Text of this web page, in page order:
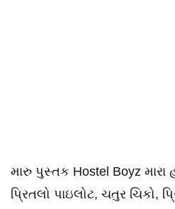
મારુ પુસ્તક Hostel Boyz મારા
પ્રિતલો પાઇલોટ, ચતુર ચિકો,